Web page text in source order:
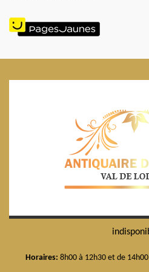
Horaires: 8h00 à 12h30 et de